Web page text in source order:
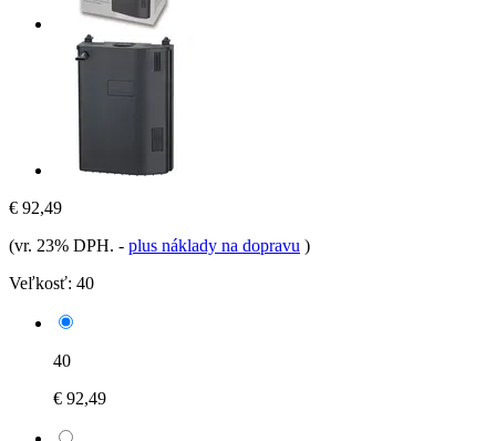
€ 92,49
(vr. 23% DPH. - plus náklady na dopravu )
Veľkosť: 40
40
€ 92,49